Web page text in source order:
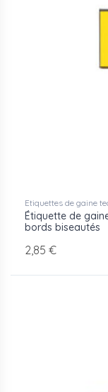
Etiquettes de gaine
Étiquette de
bords biseautés
2,85 €